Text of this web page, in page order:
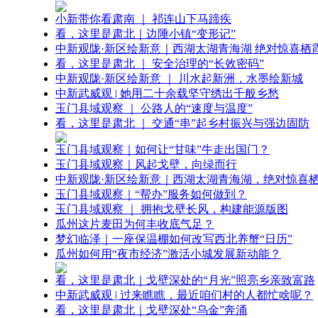
小新带你看肃南 ｜ 祁连山下马蹄疾
看，这里是肃北｜边陲小镇“变形记”
中新观陇·新区绘新意｜西湖太湖青海湖 绝对惊喜栖
看，这里是肃北 ｜ 安全治理的“长效密码”
中新观陇·新区绘新意 ｜ 川水起新洲，水墨绘新城
中新武威观 | 她用二十余载坚守绣出千般乡愁
玉门县域观察 ｜ 公路人的“速度与温度”
看，这里是肃北 ｜ 交通“串”起乡村振兴与强边固防
玉门县域观察｜如何让“甘味”牛走出国门？
玉门县域观察｜风起戈壁，向绿而行
中新观陇·新区绘新意｜西湖太湖青海湖，绝对惊喜
玉门县域观察｜“帮办”服务如何做到？
玉门县域观察 ｜ 拥抱戈壁长风，构建能源版图
瓜州这片麦田为何丰收底气足？
梦幻临泽｜一座保温棚如何改写西北养蟹“日历”
瓜州如何用“夜市经济”激活小城发展新动能？
看，这里是肃北｜戈壁深处的“月光”照亮乡亲致富路
中新武威观 | 过来瞧瞧，最近咱们村的人都忙啥呢？
看，这里是肃北｜戈壁深处“乌金”奔涌